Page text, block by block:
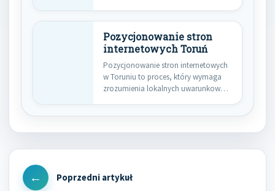
Pozycjonowanie stron
internetowych Toruń
Pozycjonowanie stron internetowych
w Toruniu to proces, który wymaga
zrozumienia lokalnych uwarunkowań
Nawigacja
wpisu
Previous